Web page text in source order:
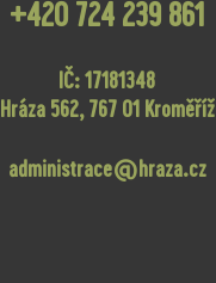
+420 724 239 861
IČ: 17181348
Hráza 562, 767 01 Kroměříž
administrace@hraza.cz